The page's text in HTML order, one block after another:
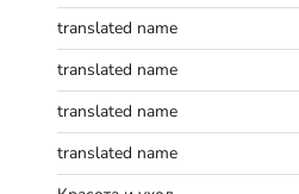
translated name
translated name
translated name
translated name